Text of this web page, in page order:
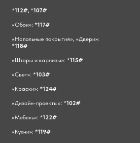
*112#, *107#
«Обои»: *117#
«Напольные покрытия», «Двери»:
*118#
«Шторы и карнизы»: *115#
«Свет»: *103#
«Краски»: *124#
«Дизайн-проекты»: *102#
«Мебель»: *122#
«Кухни»: *119#